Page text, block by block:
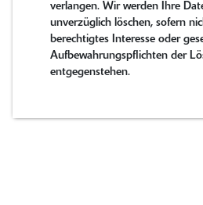
verlangen. Wir werden Ihre
unverzüglich löschen, sofern
berechtigtes Interesse oder
Aufbewahrungspflichten der
entgegenstehen.